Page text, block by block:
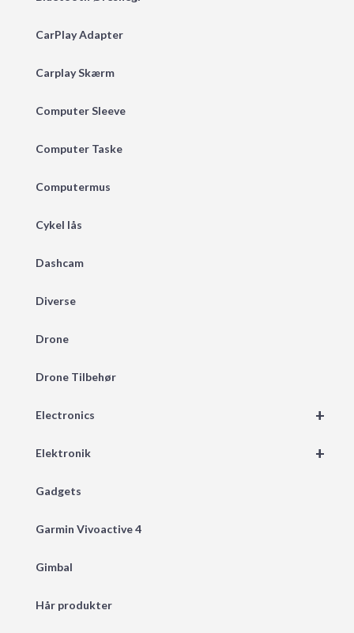
CarPlay Adapter
Carplay Skærm
Computer Sleeve
Computer Taske
Computermus
Cykel lås
Dashcam
Diverse
Drone
Drone Tilbehør
+
Electronics
+
Elektronik
Gadgets
Garmin Vivoactive 4
Gimbal
Hår produkter